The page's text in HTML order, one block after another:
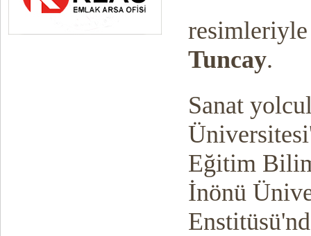
resimleriyle
Tuncay.
Sanat
Eğitim
İnönü